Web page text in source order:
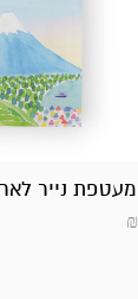
₪